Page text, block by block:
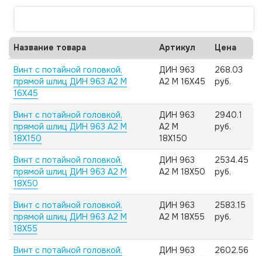
Название товара Артикул Цена
Винт с потайной головкой,
прямой шлиц ДИН 963 А2 M
16X45
ДИН 963
А2 M 16X45
268.03
руб.
Винт с потайной головкой,
прямой шлиц ДИН 963 А2 M
18X150
ДИН 963
А2 M
18X150
2940.1
руб.
Винт с потайной головкой,
прямой шлиц ДИН 963 А2 M
18X50
ДИН 963
А2 M 18X50
2534.45
руб.
Винт с потайной головкой,
прямой шлиц ДИН 963 А2 M
18X55
ДИН 963
А2 M 18X55
2583.15
руб.
Винт с потайной головкой,
ДИН 963
2602.56